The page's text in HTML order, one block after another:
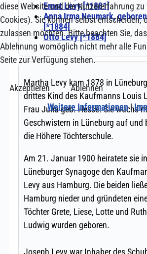
diese Website und die Nutzererfahrung
Cookies). Sie können selbst entscheiden,
zulassen möchten. Bitte beachten Sie,
Ablehnung womöglich nicht mehr alle
Seite zur Verfügung stehen.
Akzeptieren
Ablehnen
Weitere Informationen|